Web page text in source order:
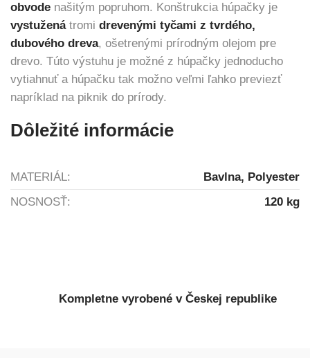
obvode našitým popruhom. Konštrukcia húpačky je
vystuženátromi drevenými tyčami z tvrdého,
dubového dreva, ošetrenými prírodným olejom pre
drevo. Túto výstuhu je možné z húpačky jednoducho
vytiahnuť a húpačku tak možno veľmi ľahko previezť
napríklad na piknik do prírody.
Dôležité informácie
MATERIÁL:
Bavlna, Polyester
NOSNOSŤ:
120 kg
Kompletne vyrobené v Českej republike